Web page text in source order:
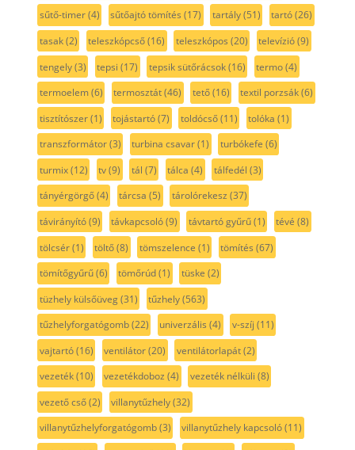
sűtő-timer(4) sűtőajtó tömítés (17) tartály(51) tartó(26)
tasak(2) teleszkópcső(16) teleszkópos (20) televízió(9)
tengely(3) tepsi (17) tepsik sütőrácsok(16) termo(4)
termoelem(6) termosztát(46) tető(16) textil porzsák(6)
tisztítószer(1) tojástartó(7) toldócső(11) tolóka (1)
transzformátor(3) turbina csavar(1) turbókefe (6)
turmix(12) tv(9) tál (7) tálca (4) tálfedél (3)
tányérgörgő(4) tárcsa (5) tárolórekesz (37)
távirányító(9) távkapcsoló(9) távtartó gyűrű(1) tévé (8)
tölcsér(1) töltő(8) tömszelence (1) tömítés (67)
tömítőgyűrű(6) tömőrúd(1) tüske (2)
tüzhely külsőüveg(31) tűzhely(563)
tűzhelyforgatógomb(22) univerzális (4) v-szíj (11)
vajtartó(16) ventilátor(20) ventilátorlapát(2)
vezeték(10) vezetékdoboz (4) vezeték nélküli (8)
vezető cső(2) villanytűzhely(32)
villanytűzhelyforgatógomb(3) villanytűzhely kapcsoló(11)